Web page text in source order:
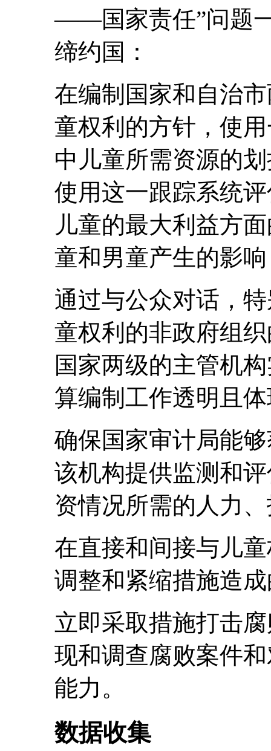
――国家责任”问题
缔约国：
在编制国家和自治
童权利的方针，使
中儿童所需资源的
使用这一跟踪系统
儿童的最大利益方
童和男童产生的影
通过与公众对话，
童权利的非政府组
国家两级的主管机
算编制工作透明且
确保国家审计局能
该机构提供监测和
资情况所需的人力
在直接和间接与儿
调整和紧缩措施造
立即采取措施打击
现和调查腐败案件
能力。
数据收集